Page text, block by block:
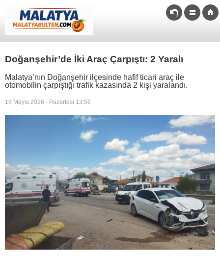
Doğanşehir’de İki Araç Çarpıştı: 2 Yaralı
Malatya’nın Doğanşehir ilçesinde hafif ticari araç ile
otomobilin çarpıştığı trafik kazasında 2 kişi yaralandı.
18 Mayıs 2026 - Pazartesi 13:56